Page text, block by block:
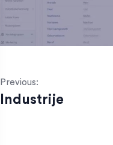
Previous:
Industrije